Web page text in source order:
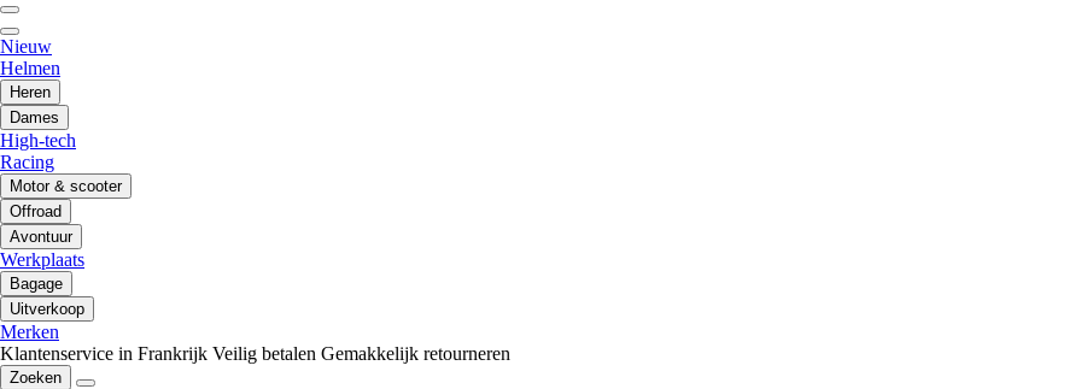
Nieuw
Helmen
Heren
Dames
High-tech
Racing
Motor & scooter
Offroad
Avontuur
Werkplaats
Bagage
Uitverkoop
Merken
Klantenservice in Frankrijk Veilig betalen Gemakkelijk retourneren
Zoeken